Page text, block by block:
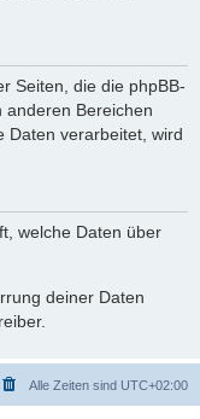
Seiten, die die phpBB-
anderen Bereichen
Daten verarbeitet, wird
welche Daten über
deiner Daten
Alle Zeiten sind UTC+02:00